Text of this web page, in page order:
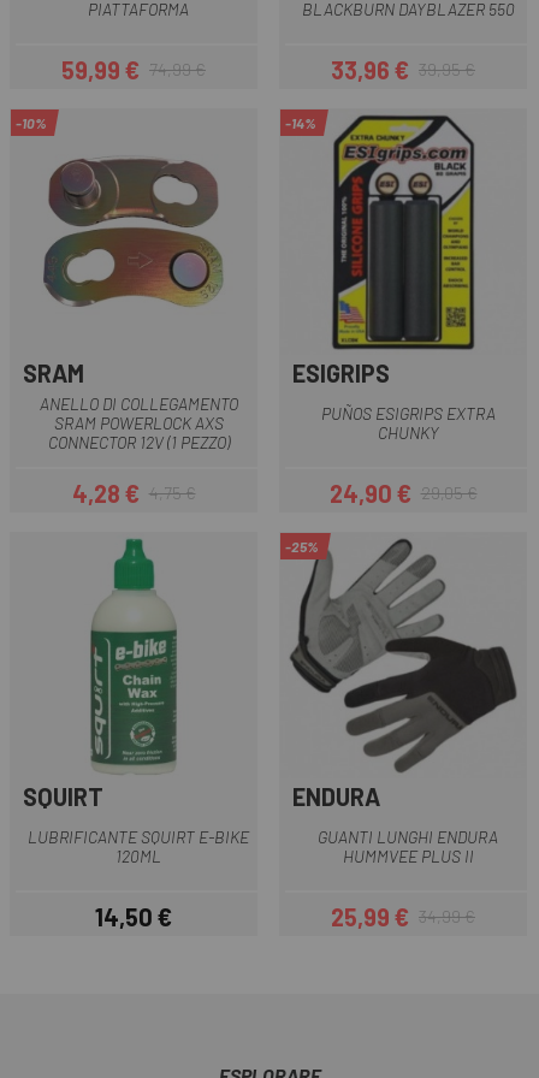
PIATTAFORMA
Prezzo
59,99 €Prezzo base
74,99 €
BLACKBURN DAYBLAZER 550
Prezzo
33,96 €Prezzo base
39,95 €
-10%
SRAM
ANELLO DI COLLEGAMENTO
SRAM POWERLOCK AXS
CONNECTOR 12V (1 PEZZO)
Prezzo
4,28 €Prezzo base
4,75 €
-14%
ESIGRIPS
PUÑOS ESIGRIPS EXTRA
CHUNKY
Prezzo
24,90 €Prezzo base
29,05 €
SQUIRT
LUBRIFICANTE SQUIRT E-BIKE
120ML
Prezzo
14,50 €
-25%
ENDURA
GUANTI LUNGHI ENDURA
HUMMVEE PLUS II
Prezzo
25,99 €Prezzo base
34,99 €